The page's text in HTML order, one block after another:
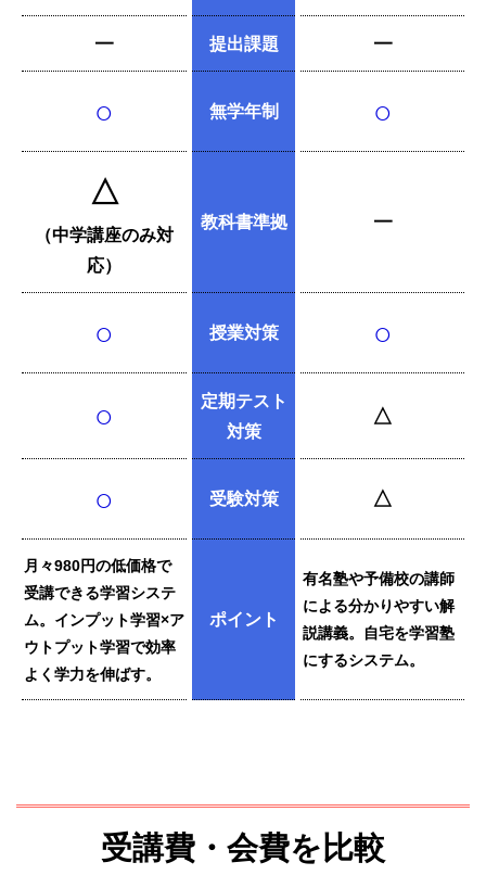
━ 提出課題 ━
○ 無学年制 ○
△
（中学講座のみ対
応）
教科書準拠 ━
○ 授業対策 ○
○
定期テスト
対策
△
○ 受験対策 △
月々980円の低価格で
受講できる学習システ
ム。インプット学習×ア
ウトプット学習で効率
よく学力を伸ばす。
ポイント
有名塾や予備校の講師
による分かりやすい解
説講義。自宅を学習塾
にするシステム。
受講費・会費を比較